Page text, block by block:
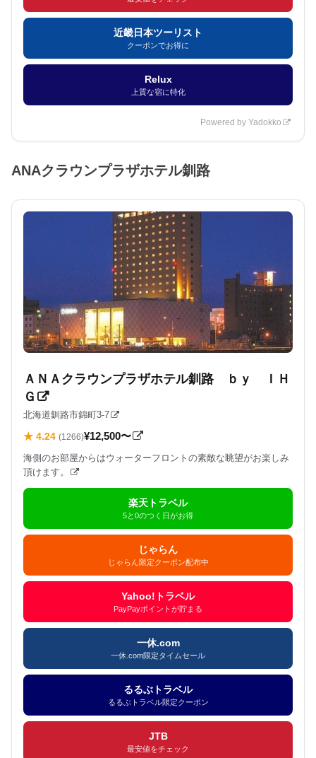
近畿日本ツーリスト
クーポンでお得に
Relux
上質な宿に特化
Powered by Yadokko
ANAクラウンプラザホテル釧路
ＡＮＡクラウンプラザホテル釧路 ｂｙ ＩＨ
Ｇ
北海道釧路市錦町3-7
★ 4.24(1266)¥12,500〜
海側のお部屋からはウォーターフロントの素敵な眺望がお楽しみ
頂けます。
楽天トラベル
5と0のつく日がお得
じゃらん
じゃらん限定クーポン配布中
Yahoo!トラベル
PayPayポイントが貯まる
一休.com
一休.com限定タイムセール
るるぶトラベル
るるぶトラベル限定クーポン
JTB
最安値をチェック